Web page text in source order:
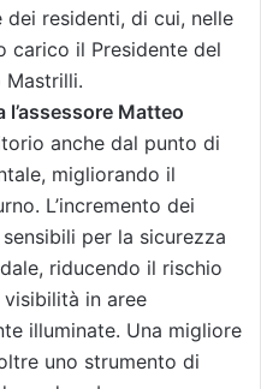
residenti, di cui, nelle
carico il Presidente del
Mastrilli.
Matteo
anche dal punto di
migliorando il
L’incremento dei
per la sicurezza
riducendo il rischio
in aree
illuminate. Una migliore
uno strumento di